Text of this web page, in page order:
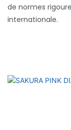
de normes
internationale.